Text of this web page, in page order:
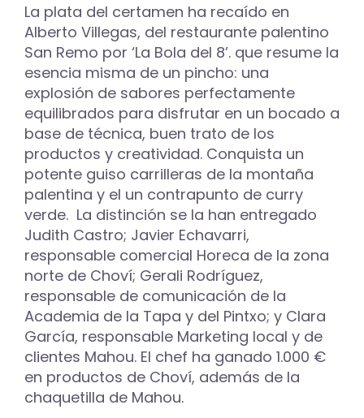
La plata del certamen ha recaído en
Alberto Villegas, del restaurante palentino
San Remo por ‘La Bola del 8’. que resume la
esencia misma de un pincho: una
explosión de sabores perfectamente
equilibrados para disfrutar en un bocado a
base de técnica, buen trato de los
productos y creatividad. Conquista un
potente guiso carrilleras de la montaña
palentina y el un contrapunto de curry
verde. La distinción se la han entregado
Judith Castro; Javier Echavarri,
responsable comercial Horeca de la zona
norte de Choví; Gerali Rodríguez,
responsable de comunicación de la
Academia de la Tapa y del Pintxo; y Clara
García, responsable Marketing local y de
clientes Mahou. El chef ha ganado 1.000 €
en productos de Choví, además de la
chaquetilla de Mahou.